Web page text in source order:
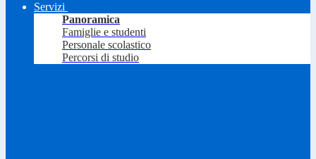
Servizi
Panoramica
Famiglie e studenti
Personale scolastico
Percorsi di studio